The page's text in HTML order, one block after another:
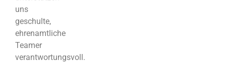
uns
geschulte,
ehrenamtliche
Teamer
verantwortungsvoll.